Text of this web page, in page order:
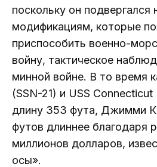
поскольку он подвергался
модификациям, которые
приспособить военно-
войну, тактическое
минной войне. В то время
(SSN-21) и USS
длину 353 фута, Джимми
футов длиннее благодаря
миллионов долларов,
осы».